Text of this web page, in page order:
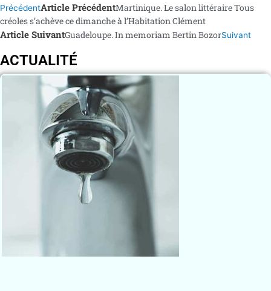
PrécédentArticle PrécédentMartinique. Le salon littéraire Tous
créoles s’achève ce dimanche à l’Habitation Clément
Article SuivantGuadeloupe. In memoriam Bertin BozorSuivant
ACTUALITÉ